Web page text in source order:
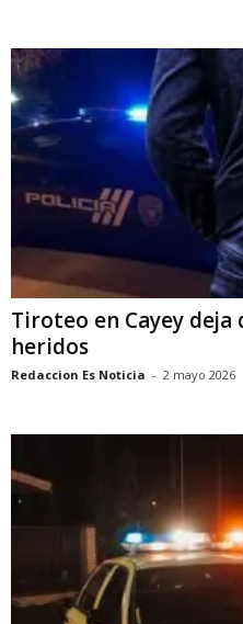
Tiroteo en Cayey
heridos
Redaccion Es Noticia - 2 mayo 2026